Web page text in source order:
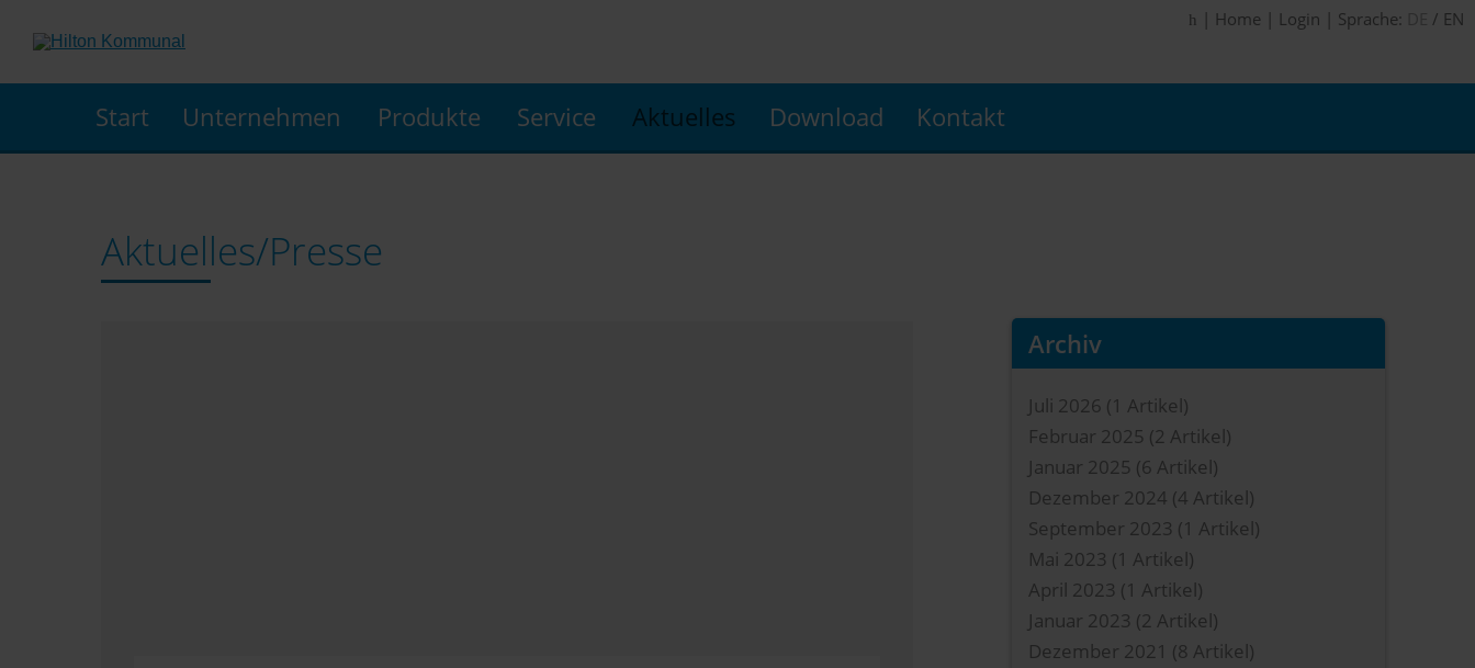
| Home | Login | Sprache: / EN
Start Unternehmen Produkte Service Aktuelles Download Kontakt
Aktuelles/Presse
Archiv
Juli 2026 (1 Artikel)
Februar 2025 (2 Artikel)
Januar 2025 (6 Artikel)
Dezember 2024 (4 Artikel)
September 2023 (1 Artikel)
Mai 2023 (1 Artikel)
April 2023 (1 Artikel)
Januar 2023 (2 Artikel)
Dezember 2021 (8 Artikel)